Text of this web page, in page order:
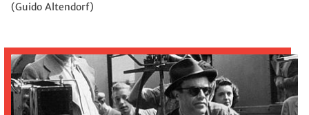
(Guido Altendorf)